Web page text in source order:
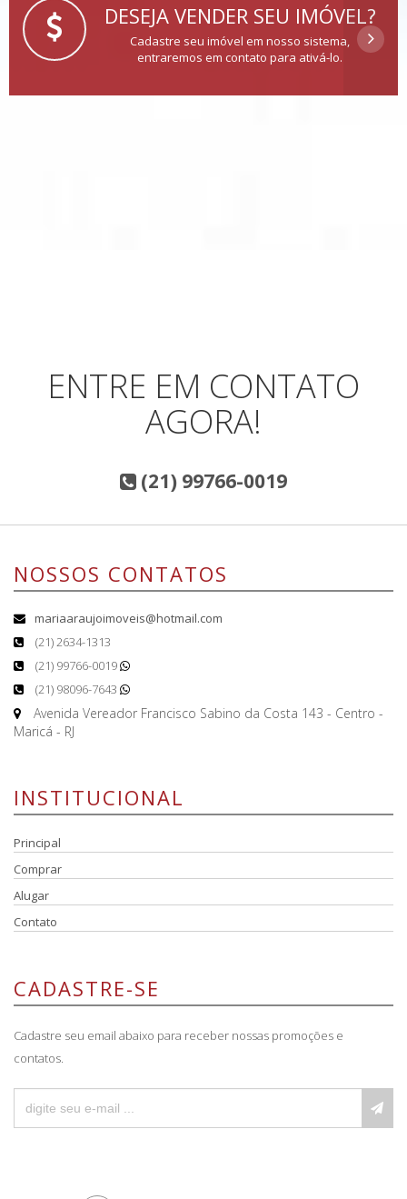
DESEJA VENDER SEU IMÓVEL?
Cadastre seu imóvel em nosso sistema,
entraremos em contato para ativá-lo.
ENTRE EM CONTATO
AGORA!
(21) 99766-0019
NOSSOS CONTATOS
mariaaraujoimoveis@hotmail.com
(21) 2634-1313
(21) 99766-0019
(21) 98096-7643
Avenida Vereador Francisco Sabino da Costa 143 - Centro -
Maricá - RJ
INSTITUCIONAL
Principal
Comprar
Alugar
Contato
CADASTRE-SE
Cadastre seu email abaixo para receber nossas promoções e
contatos.